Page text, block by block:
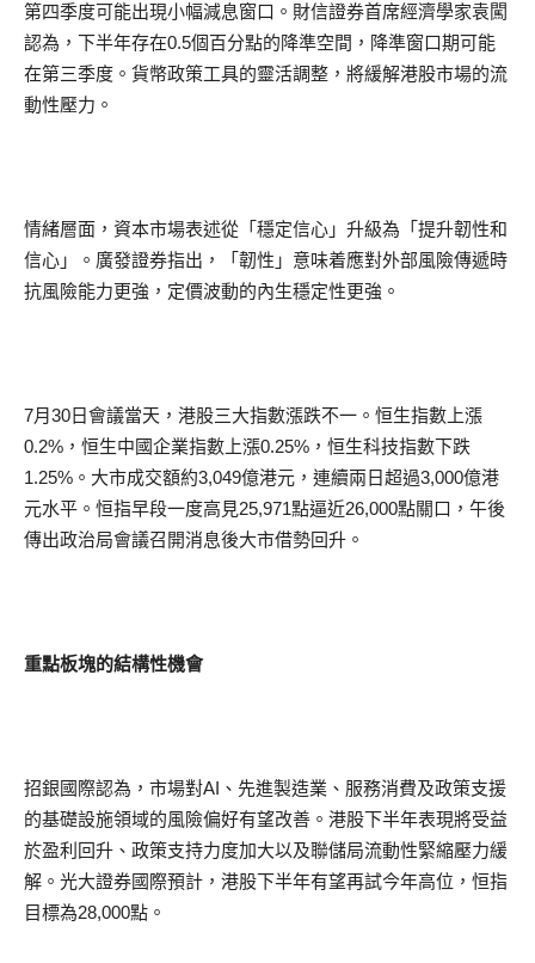
第四季度可能出現小幅減息窗口。財信證券首席經濟學家袁闖
認為，下半年存在0.5個百分點的降準空間，降準窗口期可能
在第三季度。貨幣政策工具的靈活調整，將緩解港股市場的流
動性壓力。
情緒層面，資本市場表述從「穩定信心」升級為「提升韌性和
信心」。廣發證券指出，「韌性」意味着應對外部風險傳遞時
抗風險能力更強，定價波動的內生穩定性更強。
7月30日會議當天，港股三大指數漲跌不一。恒生指數上漲
0.2%，恒生中國企業指數上漲0.25%，恒生科技指數下跌
1.25%。大市成交額約3,049億港元，連續兩日超過3,000億港
元水平。恒指早段一度高見25,971點逼近26,000點關口，午後
傳出政治局會議召開消息後大市借勢回升。
重點板塊的結構性機會
招銀國際認為，市場對AI、先進製造業、服務消費及政策支援
的基礎設施領域的風險偏好有望改善。港股下半年表現將受益
於盈利回升、政策支持力度加大以及聯儲局流動性緊縮壓力緩
解。光大證券國際預計，港股下半年有望再試今年高位，恒指
目標為28,000點。